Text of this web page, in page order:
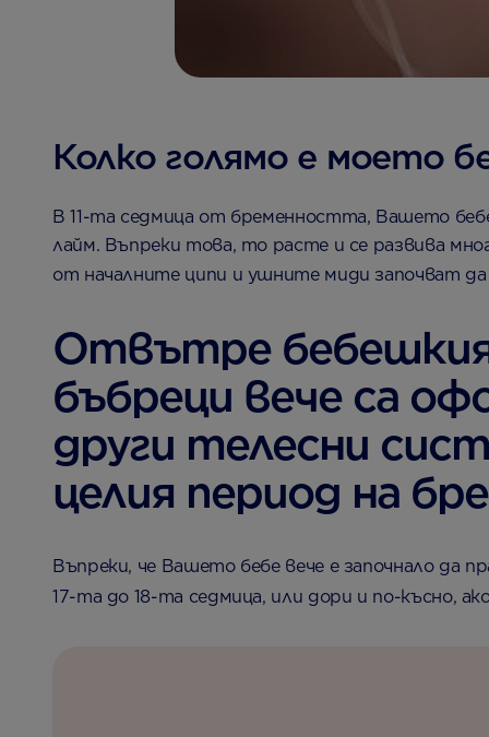
Колко голямо е моето
В 11-та седмица от бременността, Вашето
лайм. Въпреки това, то расте и се развива
от началните ципи и ушните миди започват
Отвътре
бъбреци вече са
други телесни
целия период на
Въпреки, че Вашето бебе вече е започнало да
17-та до 18-та седмица, или дори и по-късно,